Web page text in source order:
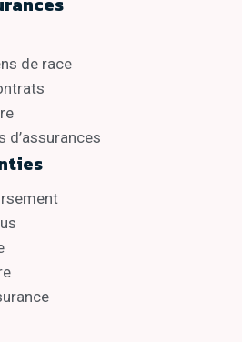
de race